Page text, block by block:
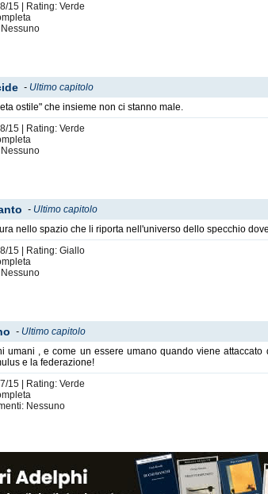
15 | Rating: Verde
- Ultimo capitolo
ostile" che insieme non ci stanno male.
15 | Rating: Verde
- Ultimo capitolo
nello spazio che li riporta nell'universo dello specchio
15 | Rating: Giallo
- Ultimo capitolo
, e come un essere umano quando viene
e la federazione!
15 | Rating: Verde
Nessuno